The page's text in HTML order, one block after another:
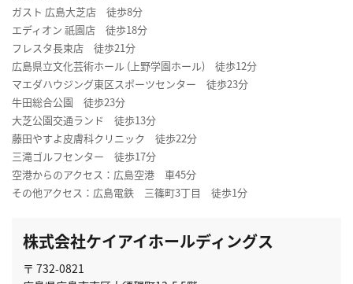
ガスト 広島大芝店 徒歩8分
エディオン 祇園店 徒歩18分
フレスタ長束店 徒歩21分
広島県立文化芸術ホール (上野学園ホール) 徒歩12分
マエダハウジング東区スポーツセンター 徒歩23分
牛田総合公園 徒歩23分
大芝公園交通ランド 徒歩13分
藤田やすよ皮膚科クリニック 徒歩22分
三滝ゴルフセンター 徒歩17分
空港からのアクセス：広島空港 車45分
その他アクセス：広島電鉄 三篠町3丁目 徒歩1分
株式会社ケイアイホールディングス
〒 732-0821